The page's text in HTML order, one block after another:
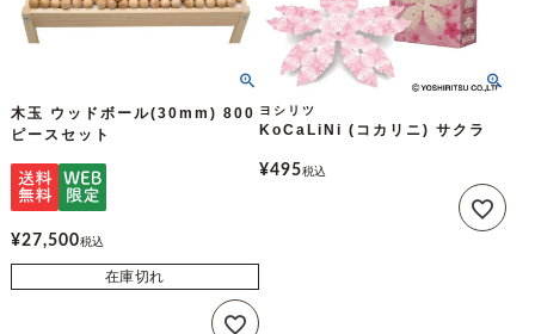
木玉 ウッドボール(30mm) 800
ピースセット
¥27,500税込
在庫切れ
ヨシリツ
KoCaLiNi (コカリニ) サクラ
¥495税込